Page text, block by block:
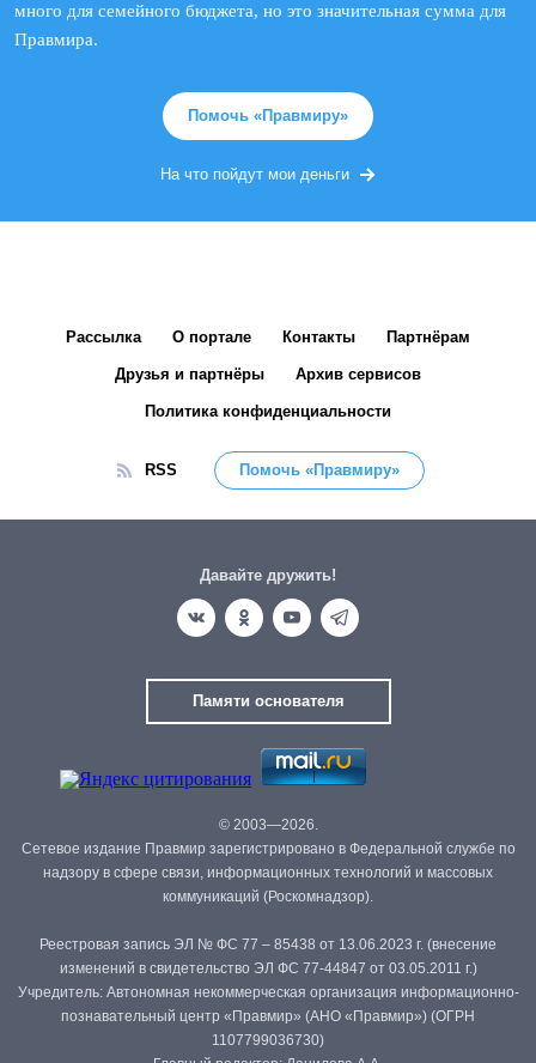
много для семейного бюджета, но это значительная сумма для
Правмира.
Помочь «Правмиру»
На что пойдут мои деньги
Рассылка О портале Контакты Партнёрам
Друзья и партнёры Архив сервисов
Политика конфиденциальности
RSS Помочь «Правмиру»
Давайте дружить!
Памяти основателя
© 2003—2026.
Сетевое издание Правмир зарегистрировано в Федеральной службе по
надзору в сфере связи, информационных технологий и массовых
коммуникаций (Роскомнадзор).
Реестровая запись ЭЛ № ФС 77 – 85438 от 13.06.2023 г. (внесение
изменений в свидетельство ЭЛ ФС 77-44847 от 03.05.2011 г.)
Учредитель: Автономная некоммерческая организация информационно-
познавательный центр «Правмир» (АНО «Правмир») (ОГРН
1107799036730)